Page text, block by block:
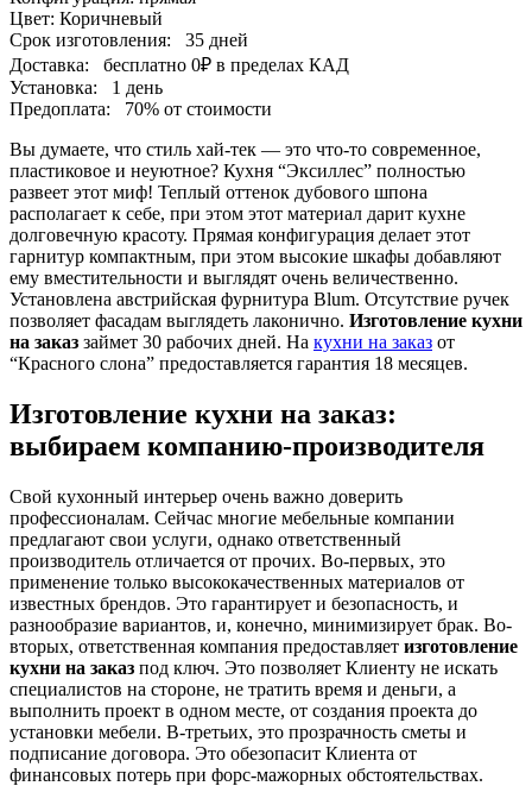
Цвет: Коричневый
Срок изготовления:
35 дней
Доставка:
бесплатно 0₽ в пределах КАД
Установка:
1 день
Предоплата:
70% от стоимости
Вы думаете, что стиль хай-тек — это что-то современное,
пластиковое и неуютное? Кухня “Эксиллес” полностью
развеет этот миф! Теплый оттенок дубового шпона
располагает к себе, при этом этот материал дарит кухне
долговечную красоту. Прямая конфигурация делает этот
гарнитур компактным, при этом высокие шкафы добавляют
ему вместительности и выглядят очень величественно.
Установлена австрийская фурнитура Blum. Отсутствие ручек
позволяет фасадам выглядеть лаконично. Изготовление кухни
на заказ займет 30 рабочих дней. На кухни на заказ от
“Красного слона” предоставляется гарантия 18 месяцев.
Изготовление кухни на заказ:
выбираем компанию-производителя
Свой кухонный интерьер очень важно доверить
профессионалам. Сейчас многие мебельные компании
предлагают свои услуги, однако ответственный
производитель отличается от прочих. Во-первых, это
применение только высококачественных материалов от
известных брендов. Это гарантирует и безопасность, и
разнообразие вариантов, и, конечно, минимизирует брак. Во-
вторых, ответственная компания предоставляет изготовление
кухни на заказ под ключ. Это позволяет Клиенту не искать
специалистов на стороне, не тратить время и деньги, а
выполнить проект в одном месте, от создания проекта до
установки мебели. В-третьих, это прозрачность сметы и
подписание договора. Это обезопасит Клиента от
финансовых потерь при форс-мажорных обстоятельствах.